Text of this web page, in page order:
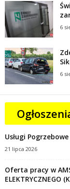
6
6
Usługi
21 lipca 2026
Oferta pracy w
ELEKTRYCZNEGO